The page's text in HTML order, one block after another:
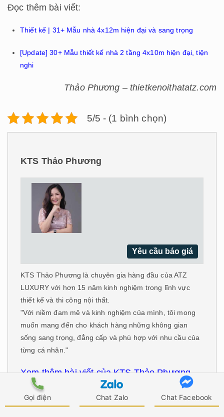
Gọi điện Chat Zalo Chat Facebook
Đọc thêm bài viết:
Thiết kế | 31+ Mẫu nhà 4x12m hiện đại và sang trọng
[Update] 30+ Mẫu thiết kế nhà 2 tầng 4x10m hiện đại, tiện
nghi
Thảo Phương – thietkenoithatatz.com
5/5 - (1 bình chọn)
KTS Thảo Phương
Yêu cầu báo giá
KTS Thảo Phương là chuyên gia hàng đầu của ATZ
LUXURY với hơn 15 năm kinh nghiệm trong lĩnh vực
thiết kế và thi công nội thất.
"Với niềm đam mê và kinh nghiệm của mình, tôi mong
muốn mang đến cho khách hàng những không gian
sống sang trọng, đẳng cấp và phù hợp với nhu cầu của
từng cá nhân."
Xem thêm bài viết của KTS Thảo Phương
Tin được xem nhiều